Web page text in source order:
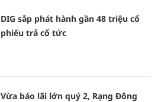
DIG sắp phát hành gần 48 triệu cổ
phiếu trả cổ tức
Vừa báo lãi lớn quý 2, Rạng Đông